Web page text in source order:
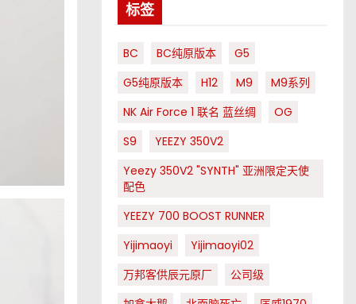
标签
BC BC纯原版本
G5
G5纯原版本
H12 M9
M9系列
NK Air Force 1 联名 蓝丝绸
OG
S9
YEEZY 350V2
Yeezy 350V2 "SYNTH" 亚洲限定天使
配色
YEEZY 700 BOOST RUNNER
Yijimaoyi
Yijimaoyi02
万邦客供辰元原厂
公司级